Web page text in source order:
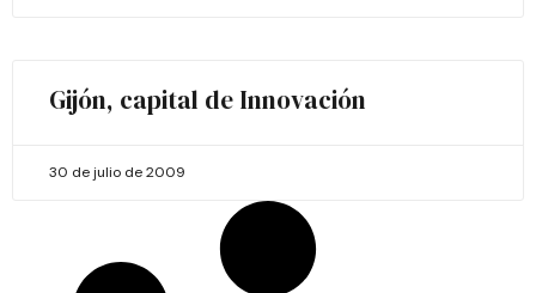
Gijón, capital de Innovación
30 de julio de 2009